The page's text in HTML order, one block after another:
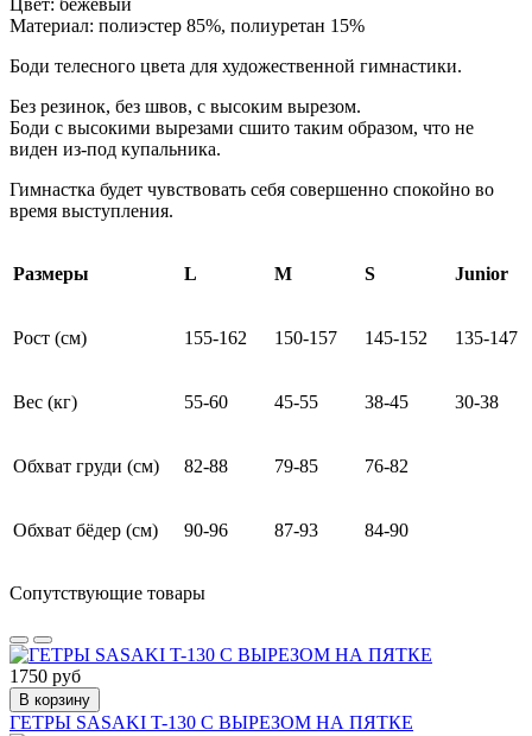
Материал: полиэстер 85%, полиуретан 15%
Боди телесного цвета для художественной гимнастики.
Без резинок, без швов, с высоким вырезом.
Боди с высокими вырезами сшито таким образом, что не
виден из-под купальника.
Гимнастка будет чувствовать себя совершенно спокойно во
время выступления.
Размеры L M S Junior
Рост (см) 155-162 150-157 145-152 135-147
Вес (кг) 55-60 45-55 38-45 30-38
Обхват груди (см) 82-88 79-85 76-82
Обхват бёдер (см) 90-96 87-93 84-90
Сопутствующие товары
1750 руб
В корзину
ГЕТРЫ SASAKI T-130 С ВЫРЕЗОМ НА ПЯТКЕ